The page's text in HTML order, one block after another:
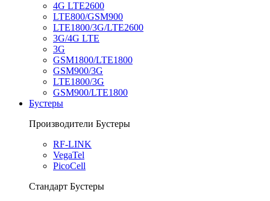
4G LTE2600
LTE800/GSM900
LTE1800/3G/LTE2600
3G/4G LTE
3G
GSM1800/LTE1800
GSM900/3G
LTE1800/3G
GSM900/LTE1800
Бустеры
Производители Бустеры
RF-LINK
VegaTel
PicoCell
Стандарт Бустеры